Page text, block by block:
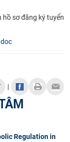
hồ sơ đăng ký tuyển
|
Regulation in